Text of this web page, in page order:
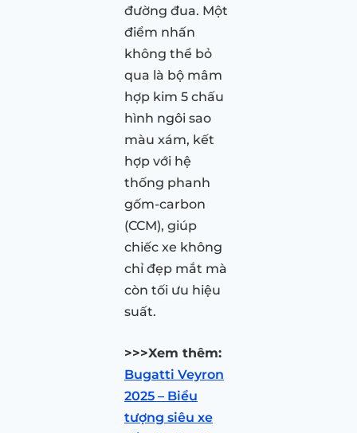
đường đua. Một
điểm nhấn
không thể bỏ
qua là bộ mâm
hợp kim 5 chấu
hình ngôi sao
màu xám, kết
hợp với hệ
thống phanh
gốm-carbon
(CCM), giúp
chiếc xe không
chỉ đẹp mắt mà
còn tối ưu hiệu
suất.
>>>Xem thêm:
Bugatti Veyron
2025 – Biểu
tượng siêu xe